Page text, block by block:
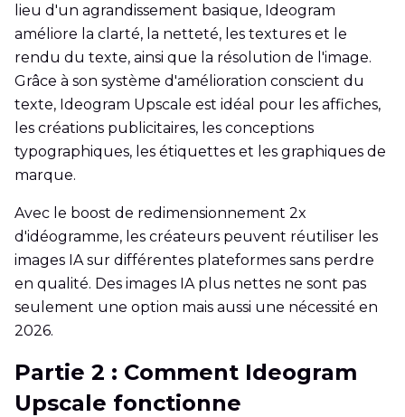
lieu d'un agrandissement basique, Ideogram
améliore la clarté, la netteté, les textures et le
rendu du texte, ainsi que la résolution de l'image.
Grâce à son système d'amélioration conscient du
texte, Ideogram Upscale est idéal pour les affiches,
les créations publicitaires, les conceptions
typographiques, les étiquettes et les graphiques de
marque.
Avec le boost de redimensionnement 2x
d'idéogramme, les créateurs peuvent réutiliser les
images IA sur différentes plateformes sans perdre
en qualité. Des images IA plus nettes ne sont pas
seulement une option mais aussi une nécessité en
2026.
Partie 2 : Comment Ideogram
Upscale fonctionne